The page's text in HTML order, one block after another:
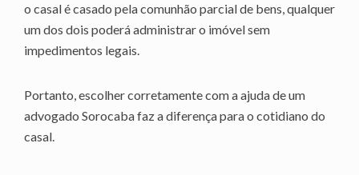
o casal é casado pela comunhão parcial de bens, qualquer
um dos dois poderá administrar o imóvel sem
impedimentos legais.
Portanto, escolher corretamente com a ajuda de um
advogado Sorocaba faz a diferença para o cotidiano do
casal.